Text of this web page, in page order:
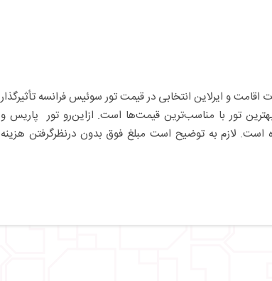
و ایرلاین انتخابی در قیمت تور سوئیس فرانسه تأثیرگذار
تور با مناسب‌ترین قیمت‌ها است. ازاین‌رو تور پاریس و
آکیس ارائه شده است. لازم به توضیح است مبلغ فوق بدون درنظرگرفتن هزینه